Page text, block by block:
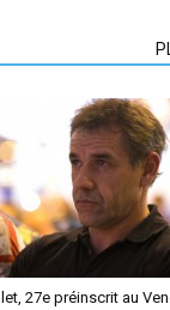
27e préinscrit au